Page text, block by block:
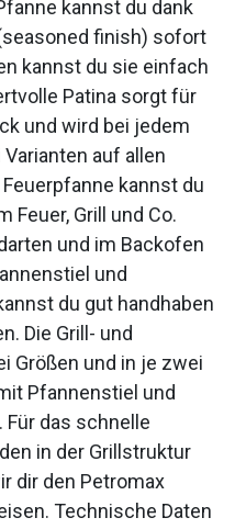
kannst du dank
finish) sofort
kannst du sie einfach
Patina sorgt für
und wird bei jedem
auf allen
kannst du
Feuer, Grill und Co.
und im Backofen
und
du gut handhaben
Die Grill- und
Größen und in je zwei
Pfannenstiel und
das schnelle
in der Grillstruktur
dir den Petromax
Technische Daten